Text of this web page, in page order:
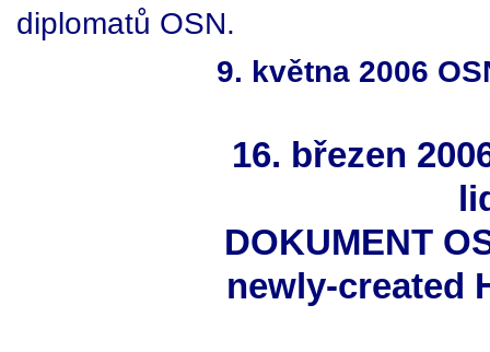
diplomatů OSN.
9. května 2006
16. březen
DOKUMENT
newly-created